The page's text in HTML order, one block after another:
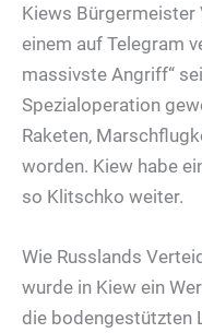
Kiews
einem auf Telegram
massivste Angriff“
Spezialoperation
Raketen,
worden. Kiew habe
so Klitschko weiter.
Wie Russlands
wurde in Kiew ein
die bodengestützten